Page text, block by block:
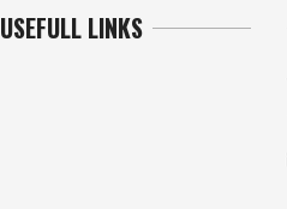
USEFULL LINKS